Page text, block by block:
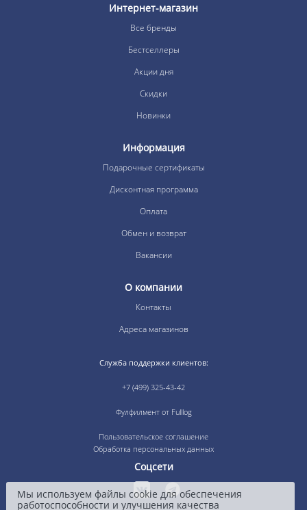
Интернет-магазин
Все бренды
Бестселлеры
Акции дня
Скидки
Новинки
Информация
Подарочные сертификаты
Дисконтная программа
Оплата
Обмен и возврат
Вакансии
О компании
Контакты
Адреса магазинов
Служба поддержки клиентов:
+7 (499) 325-43-42
Фулфилмент от Fulllog
Пользовательское соглашение
Обработка персональных данных
Соцсети
Мы используем файлы cookie для обеспечения
работоспособности и улучшения качества